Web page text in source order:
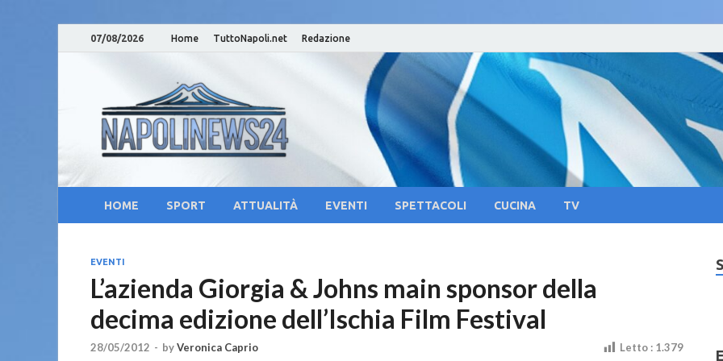
07/08/2026 Home TuttoNapoli.net Redazione
NapoliNews24 – Notizie su
Campania Eventi, Sapori
Cultura
Notizie sulla citta di Napoli e Campania Eventi, Sport
HOME SPORT ATTUALITÀ EVENTI SPETTACOLI CUCINA TV
EVENTI
L’azienda Giorgia & Johns main sponsor della
decima edizione dell’Ischia Film Festival
28/05/2012 - byVeronica Caprio Letto : 1.379